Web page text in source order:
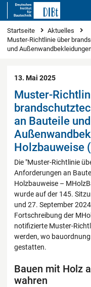
Sie sind hier
Startseite
Aktuelles
Muster-Richtlinie über
und
13. Mai 2025
Muster-
an Bauteile und
Holzbauweise
Die "Muster-Richtlinie
Anforderungen an
Holzbauweise –
wurde auf der 145.
und 27. September
Fortschreibung der
notifizierte Muster-
werden, wo
gestatten.
Bauen mit Holz
wahren